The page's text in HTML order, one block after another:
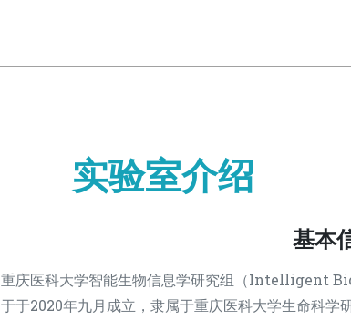
实验室介绍
基本
重庆医科大学智能生物信息学研究组（Intelligent
于于2020年九月成立，隶属于重庆医科大学生命科学